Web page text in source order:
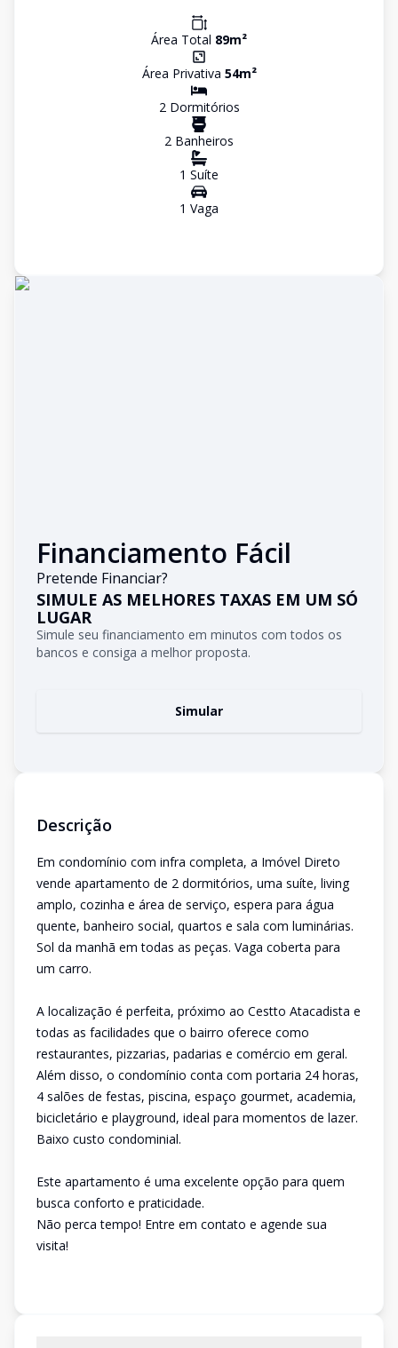
Área Total 89m²
Área Privativa 54m²
2Dormitórios
2 Banheiros
1 Suíte
1 Vaga
Financiamento Fácil
Pretende Financiar?
SIMULE AS MELHORES TAXAS EM UM SÓ
LUGAR
Simule seu financiamento em minutos com todos os
bancos e consiga a melhor proposta.
Simular
Descrição
Em condomínio com infra completa, a Imóvel Direto
vende apartamento de 2 dormitórios, uma suíte, living
amplo, cozinha e área de serviço, espera para água
quente, banheiro social, quartos e sala com luminárias.
Sol da manhã em todas as peças. Vaga coberta para
um carro.
A localização é perfeita, próximo ao Cestto Atacadista e
todas as facilidades que o bairro oferece como
restaurantes, pizzarias, padarias e comércio em geral.
Além disso, o condomínio conta com portaria 24 horas,
4 salões de festas, piscina, espaço gourmet, academia,
bicicletário e playground, ideal para momentos de lazer.
Baixo custo condominial.
Este apartamento é uma excelente opção para quem
busca conforto e praticidade.
Não perca tempo! Entre em contato e agende sua
visita!